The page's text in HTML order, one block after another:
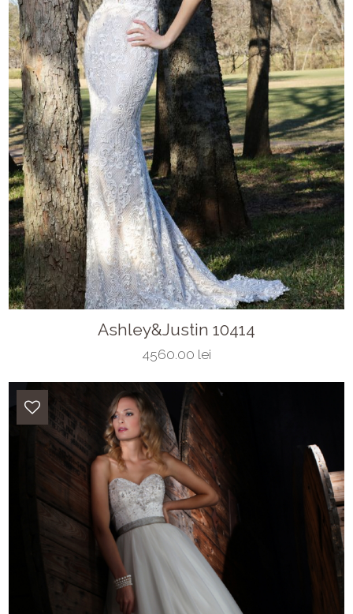
Ashley&Justin 10414
4560.00 lei